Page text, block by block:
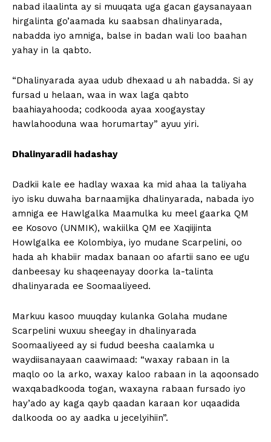
nabad ilaalinta ay si muuqata uga gacan gaysanayaan
hirgalinta go’aamada ku saabsan dhalinyarada,
nabadda iyo amniga, balse in badan wali loo baahan
yahay in la qabto.
“Dhalinyarada ayaa udub dhexaad u ah nabadda. Si ay
fursad u helaan, waa in wax laga qabto
baahiayahooda; codkooda ayaa xoogaystay
hawlahooduna waa horumartay” ayuu yiri.
Dhalinyaradii hadashay
Dadkii kale ee hadlay waxaa ka mid ahaa la taliyaha
iyo isku duwaha barnaamijka dhalinyarada, nabada iyo
amniga ee Hawlgalka Maamulka ku meel gaarka QM
ee Kosovo (UNMIK), wakiilka QM ee Xaqiijinta
Howlgalka ee Kolombiya, iyo mudane Scarpelini, oo
hada ah khabiir madax banaan oo afartii sano ee ugu
danbeesay ku shaqeenayay doorka la-talinta
dhalinyarada ee Soomaaliyeed.
Markuu kasoo muuqday kulanka Golaha mudane
Scarpelini wuxuu sheegay in dhalinyarada
Soomaaliyeed ay si fudud beesha caalamka u
waydiisanayaan caawimaad: “waxay rabaan in la
maqlo oo la arko, waxay kaloo rabaan in la aqoonsado
waxqabadkooda togan, waxayna rabaan fursado iyo
hay’ado ay kaga qayb qaadan karaan kor uqaadida
dalkooda oo ay aadka u jecelyihiin”.